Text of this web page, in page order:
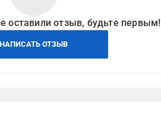
оставили отзыв, будьте первым!
НАПИСАТЬ ОТЗЫВ